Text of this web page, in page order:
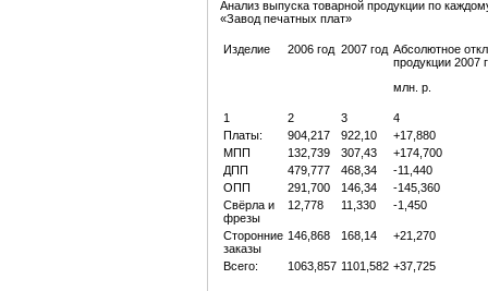
Анализ выпуска товарной продукции по
«Завод печатных плат»
Изделие 2006 год 2007 год Абсолютное
продукции 2007
млн. р.
1 2 3
4
Платы:
904,217 922,10
+17,880
МПП
132,739 307,43
+174,700
ДПП
479,777 468,34
-11,440
ОПП
291,700 146,34
-145,360
Свёрла и
фрезы
12,778 11,330 -1,450
Сторонние
заказы
146,868 168,14 +21,270
Всего: 1063,857 1101,582 +37,725